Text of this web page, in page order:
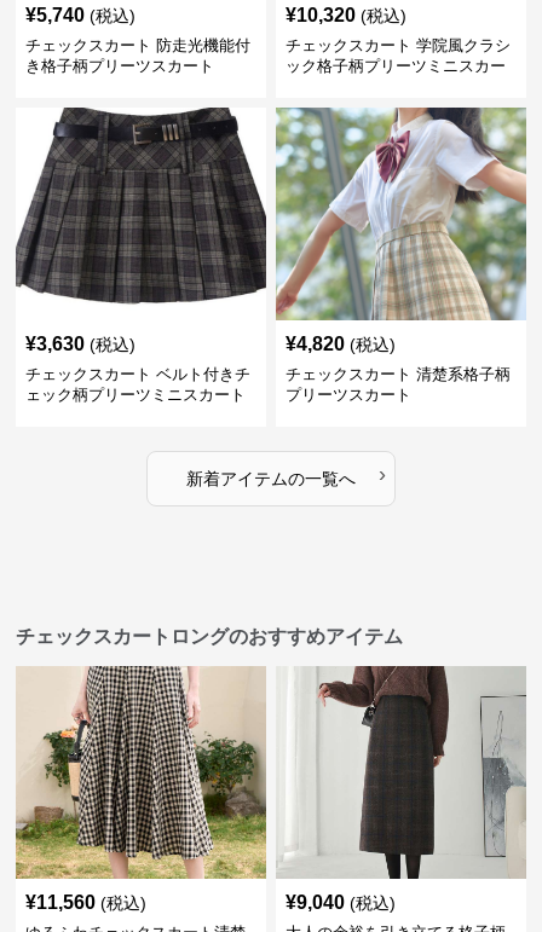
¥5,740 (税込)
チェックスカート 防走光機能付
き格子柄プリーツスカート
¥10,320 (税込)
チェックスカート 学院風クラシ
ック格子柄プリーツミニスカー
¥3,630 (税込)
チェックスカート ベルト付きチ
ェック柄プリーツミニスカート
¥4,820 (税込)
チェックスカート 清楚系格子柄
プリーツスカート
新着アイテムの一覧へ ›
チェックスカートロングのおすすめアイテム
¥11,560 (税込) ¥9,040 (税込)